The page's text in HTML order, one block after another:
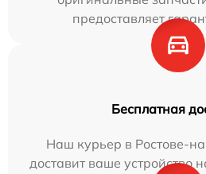
предоставляет
Бесплатная
Наш курьер в Ростове-
доставит ваше устройство